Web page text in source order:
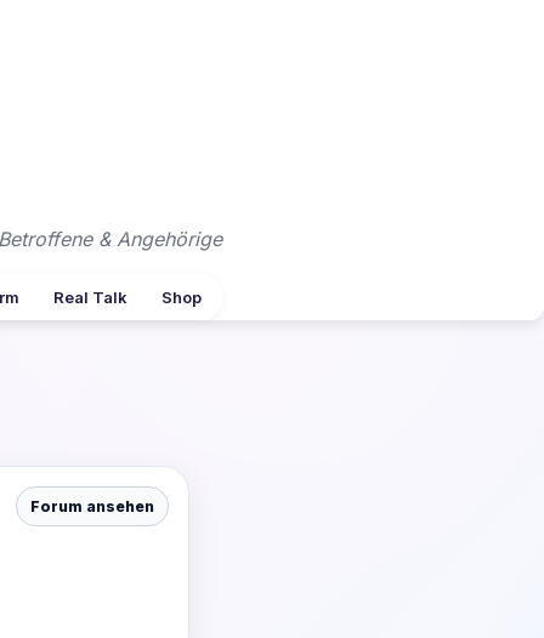
& Angehörige
Real Talk Shop
Forum ansehen